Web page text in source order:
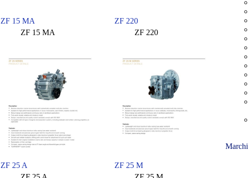
ZF 15 MA
ZF 15 MA
ZF 220
ZF 220
ZF 25 A
ZF 25 M
Marchi